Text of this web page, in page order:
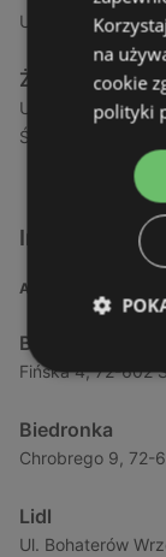
Ul. Armii Krajowej
Żabka
Ul. Wybrzeże
Świnoujście
Inne sklepy
ADRES
Biedronka
Fińska 4, 72-602
Biedronka
Chrobrego 9, 72-
Lidl
Ul. Bohaterów
na
cookie
polityki